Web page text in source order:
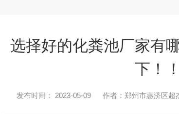
选择好的化粪池厂家有
下！
发布时间： 2023-05-09 作者：郑州市惠济区超